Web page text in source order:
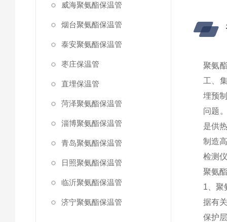
威海聚氨酯保温管
烟台聚氨酯保温管
泰安聚氨酯保温管
枣庄保温管
直埋保温管
菏泽聚氨酯保温管
淄博聚氨酯保温管
青岛聚氨酯保温管
日照聚氨酯保温管
临沂聚氨酯保温管
济宁聚氨酯保温管
聚氨
工、
埋预
问题
是供
制造
检测
聚氨
1、聚
据有
保护